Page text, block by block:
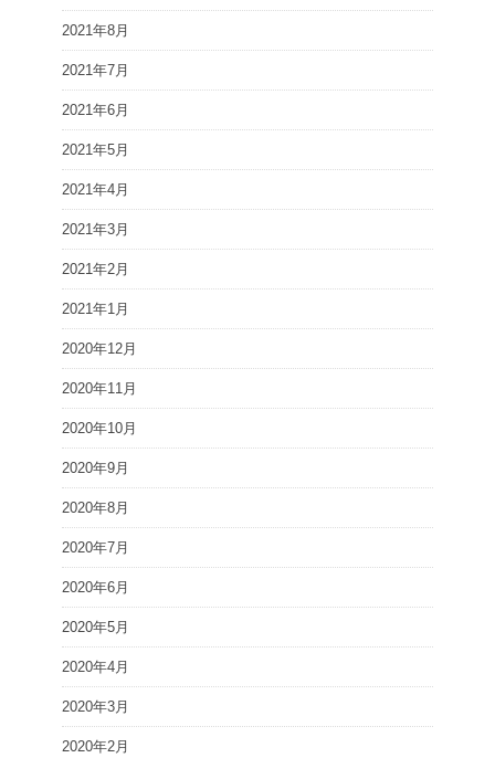
2021年8月
2021年7月
2021年6月
2021年5月
2021年4月
2021年3月
2021年2月
2021年1月
2020年12月
2020年11月
2020年10月
2020年9月
2020年8月
2020年7月
2020年6月
2020年5月
2020年4月
2020年3月
2020年2月